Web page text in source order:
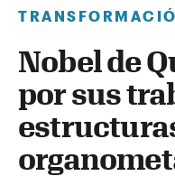
Nobel de
por sus